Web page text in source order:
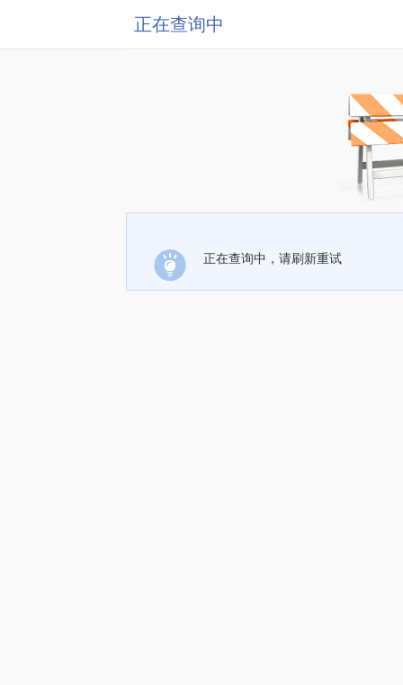
正在查询中
正在查询中，请刷新重试